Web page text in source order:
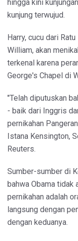
hingga kini
kunjung terwujud.
Harry, cucu dari
William, akan
terkenal karena
George's Chapel di
"Telah diputuskan
- baik dari Inggris
pernikahan
Istana Kensington,
Reuters.
Sumber-sumber di
bahwa Obama tidak
pernikahan adalah
langsung dengan
dengan keduanya.